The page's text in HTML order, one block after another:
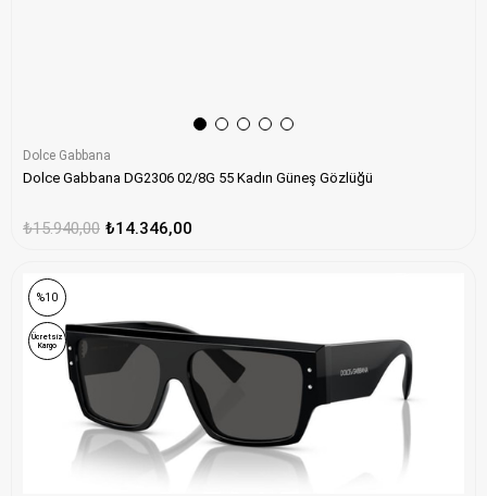
Dolce Gabbana
Dolce Gabbana DG2306 02/8G 55 Kadın Güneş Gözlüğü
₺14.346,00
₺15.940,00
%10
Ücretsiz
Kargo